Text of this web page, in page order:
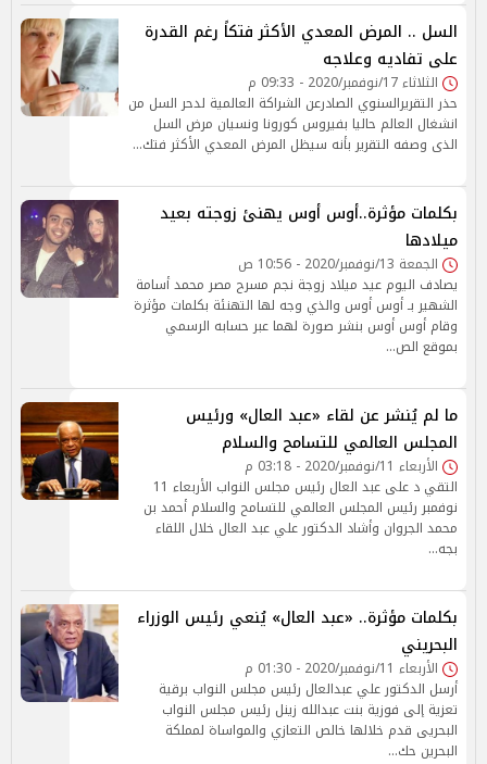
السل .. المرض المعدي الأكثر فتكاً رغم القدرة
على تفاديه وعلاجه
الثلاثاء 17/نوفمبر/2020 - 09:33 م
حذر التقريرالسنوي الصادرعن الشراكة العالمية لدحر السل من
انشغال العالم حاليا بفيروس كورونا ونسيان مرض السل
الذى وصفه التقرير بأنه سيظل المرض المعدي الأكثر فتك…
بكلمات مؤثرة..أوس أوس يهنئ زوجته بعيد
ميلادها
الجمعة 13/نوفمبر/2020 - 10:56 ص
يصادف اليوم عيد ميلاد زوجة نجم مسرح مصر محمد أسامة
الشهير بـ أوس أوس والذي وجه لها التهنئة بكلمات مؤثرة
وقام أوس أوس بنشر صورة لهما عبر حسابه الرسمي
بموقع الص…
ما لم يُنشر عن لقاء «عبد العال» ورئيس
المجلس العالمي للتسامح والسلام
الأربعاء 11/نوفمبر/2020 - 03:18 م
التقي د على عبد العال رئيس مجلس النواب الأربعاء 11
نوفمبر رئيس المجلس العالمي للتسامح والسلام أحمد بن
محمد الجروان وأشاد الدكتور علي عبد العال خلال اللقاء
بجه…
بكلمات مؤثرة.. «عبد العال» يُنعي رئيس الوزراء
البحريني
الأربعاء 11/نوفمبر/2020 - 01:30 م
أرسل الدكتور علي عبدالعال رئيس مجلس النواب برقية
تعزية إلى فوزية بنت عبدالله زينل رئيس مجلس النواب
البحريى قدم خلالها خالص التعازي والمواساة لمملكة
البحرين حك…